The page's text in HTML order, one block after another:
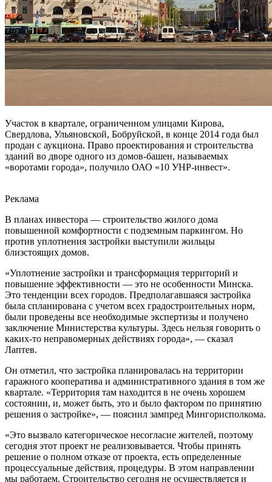
Участок в квартале, ограниченном улицами Кирова,
Свердлова, Ульяновской, Бобруйской, в конце 2014 года был
продан с аукциона. Право проектирования и строительства
зданий во дворе одного из домов-башен, называемых
«воротами города», получило ОАО «10 УНР-инвест».
Реклама
В планах инвестора — строительство жилого дома
повышенной комфортности с подземным паркингом. Но
против уплотнения застройки выступили жильцы
близстоящих домов.
«Уплотнение застройки и трансформация территорий и
повышение эффективности — это не особенности Минска.
Это тенденции всех городов. Предполагавшаяся застройка
была спланирована с учетом всех градостроительных норм,
были проведены все необходимые экспертизы и получено
заключение Министерства культуры. Здесь нельзя говорить о
каких-то неправомерных действиях города», — сказал
Лаптев.
Он отметил, что застройка планировалась на территории
гаражного кооператива и административного здания в том же
квартале. «Территория там находится в не очень хорошем
состоянии, и, может быть, это и было фактором по принятию
решения о застройке», — пояснил зампред Мингорисполкома.
«Это вызвало категорическое несогласие жителей, поэтому
сегодня этот проект не реализовывается. Чтобы принять
решение о полном отказе от проекта, есть определенные
процессуальные действия, процедуры. В этом направлении
мы работаем. Строительство сегодня не осуществляется и